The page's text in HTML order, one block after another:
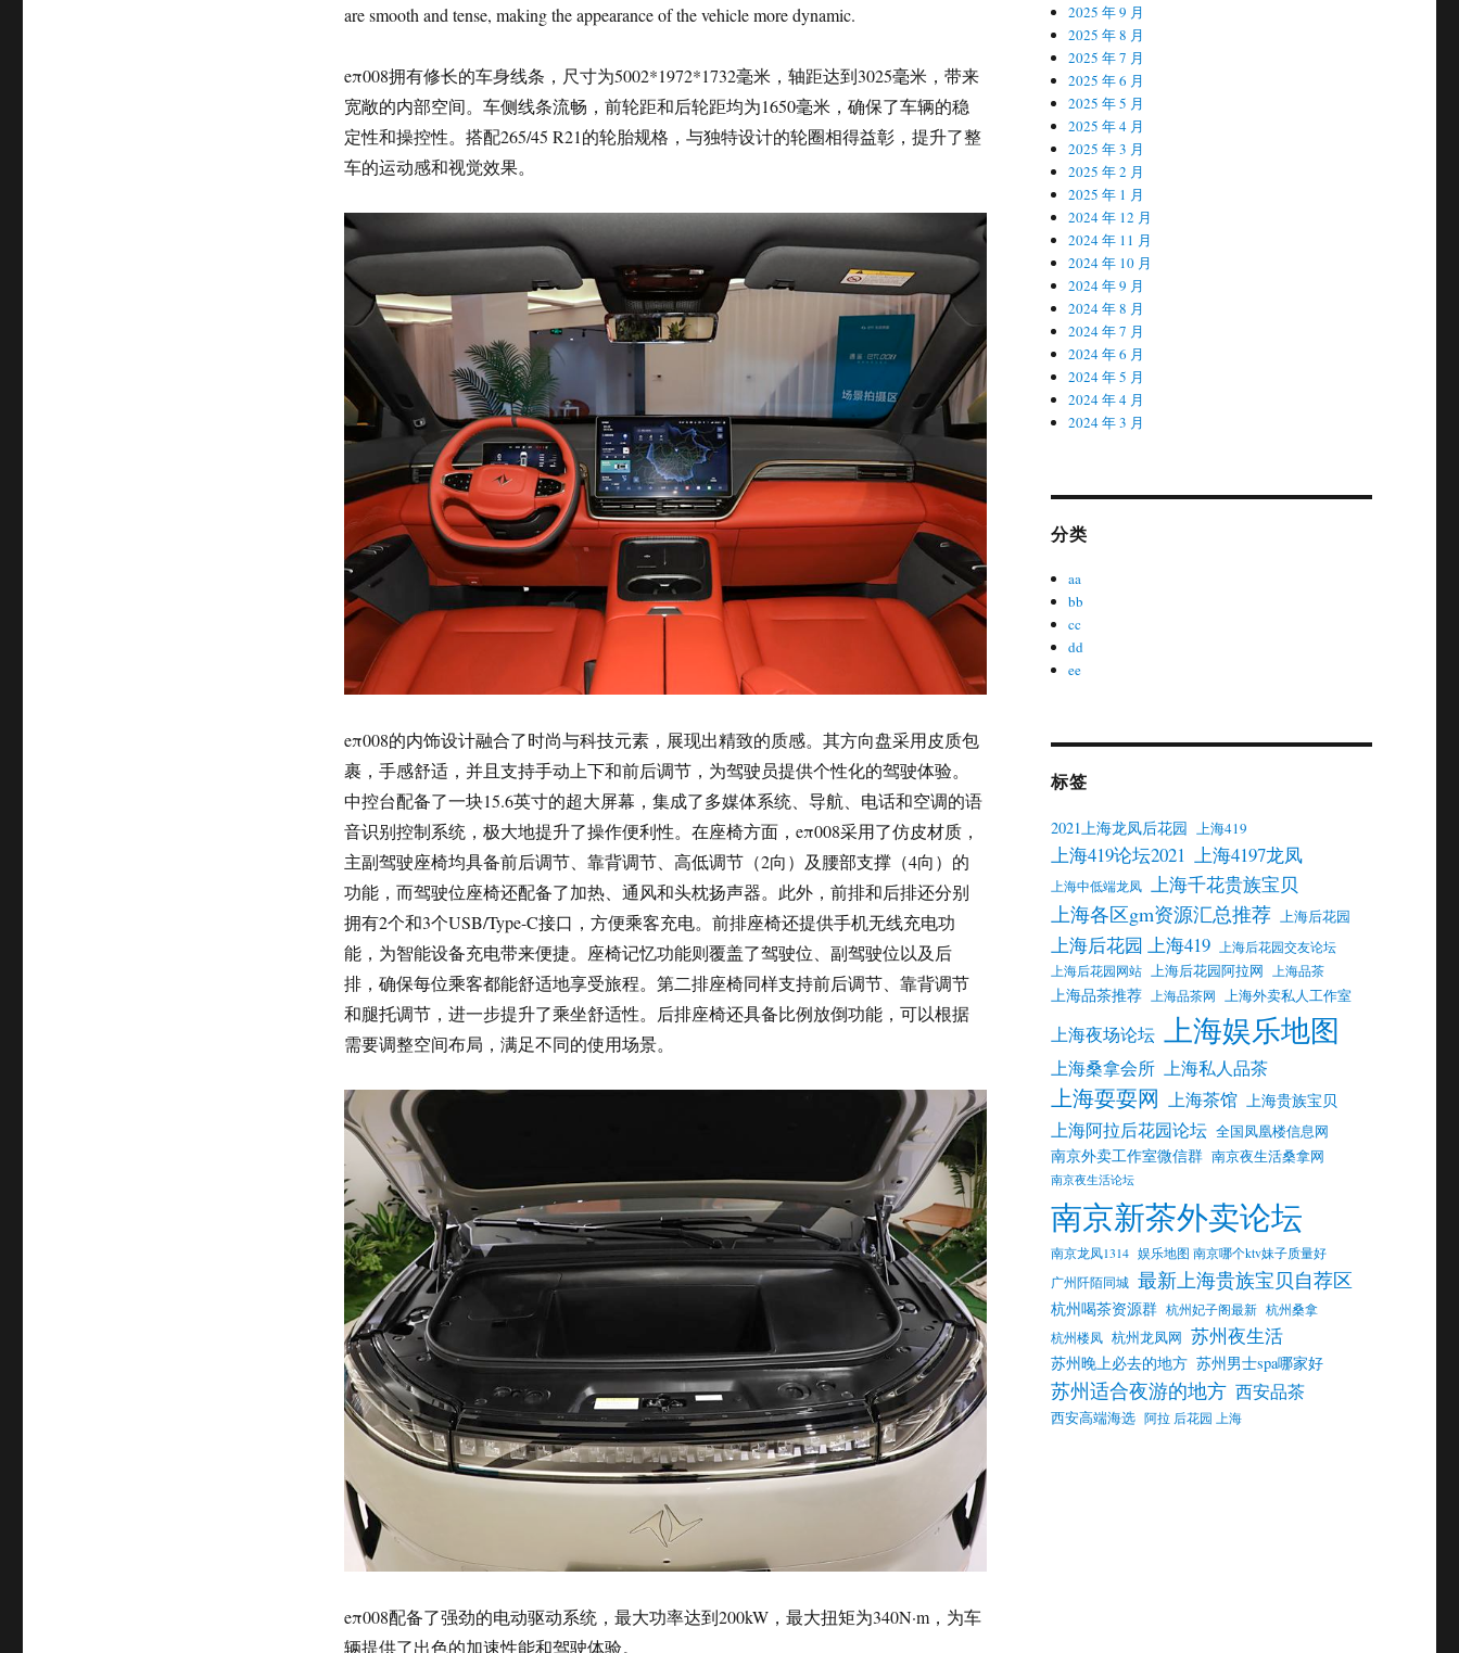
are smooth and tense, making the appearance of the vehicle more dynamic.
eπ008拥有修长的车身线条，尺寸为5002*1972*1732毫米，轴距达到3025毫米，带来
宽敞的内部空间。车侧线条流畅，前轮距和后轮距均为1650毫米，确保了车辆的稳
定性和操控性。搭配265/45 R21的轮胎规格，与独特设计的轮圈相得益彰，提升了整
车的运动感和视觉效果。
eπ008的内饰设计融合了时尚与科技元素，展现出精致的质感。其方向盘采用皮质包
裹，手感舒适，并且支持手动上下和前后调节，为驾驶员提供个性化的驾驶体验。
中控台配备了一块15.6英寸的超大屏幕，集成了多媒体系统、导航、电话和空调的语
音识别控制系统，极大地提升了操作便利性。在座椅方面，eπ008采用了仿皮材质，
主副驾驶座椅均具备前后调节、靠背调节、高低调节（2向）及腰部支撑（4向）的
功能，而驾驶位座椅还配备了加热、通风和头枕扬声器。此外，前排和后排还分别
拥有2个和3个USB/Type-C接口，方便乘客充电。前排座椅还提供手机无线充电功
能，为智能设备充电带来便捷。座椅记忆功能则覆盖了驾驶位、副驾驶位以及后
排，确保每位乘客都能舒适地享受旅程。第二排座椅同样支持前后调节、靠背调节
和腿托调节，进一步提升了乘坐舒适性。后排座椅还具备比例放倒功能，可以根据
需要调整空间布局，满足不同的使用场景。
eπ008配备了强劲的电动驱动系统，最大功率达到200kW，最大扭矩为340N·m，为车
辆提供了出色的加速性能和驾驶体验。
2025 年 9 月
2025 年 8 月
2025 年 7 月
2025 年 6 月
2025 年 5 月
2025 年 4 月
2025 年 3 月
2025 年 2 月
2025 年 1 月
2024 年 12 月
2024 年 11 月
2024 年 10 月
2024 年 9 月
2024 年 8 月
2024 年 7 月
2024 年 6 月
2024 年 5 月
2024 年 4 月
2024 年 3 月
分类
aa
bb
cc
dd
ee
标签
2021上海龙凤后花园 上海419
上海419论坛2021 上海4197龙凤
上海中低端龙凤 上海千花贵族宝贝
上海各区gm资源汇总推荐 上海后花园
上海后花园 上海419
上海后花园交友论坛
上海后花园网站 上海后花园阿拉网 上海品茶
上海品茶推荐 上海品茶网 上海外卖私人工作室
上海夜场论坛 上海娱乐地图
上海桑拿会所 上海私人品茶
上海耍耍网 上海茶馆 上海贵族宝贝
上海阿拉后花园论坛 全国凤凰楼信息网
南京外卖工作室微信群 南京夜生活桑拿网
南京夜生活论坛
南京新茶外卖论坛
南京龙凤1314 娱乐地图 南京哪个ktv妹子质量好
广州阡陌同城 最新上海贵族宝贝自荐区
杭州喝茶资源群 杭州妃子阁最新 杭州桑拿
杭州楼凤 杭州龙凤网 苏州夜生活
苏州晚上必去的地方 苏州男士spa哪家好
苏州适合夜游的地方 西安品茶
西安高端海选 阿拉 后花园 上海